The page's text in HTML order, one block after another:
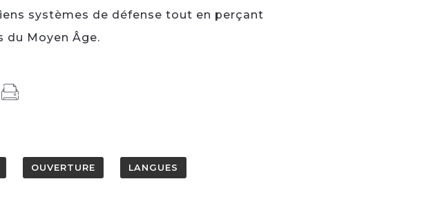
systèmes de défense tout en perçant
du Moyen Âge.
OUVERTURE LANGUES